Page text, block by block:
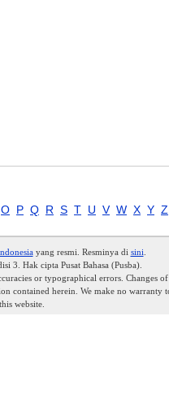
O P Q R S T U V W X Y Z
yang resmi. Resminya di sini
3. Hak cipta Pusat Bahasa (Pusba).
or typographical errors. Changes of
contained herein. We make no warranty
website.